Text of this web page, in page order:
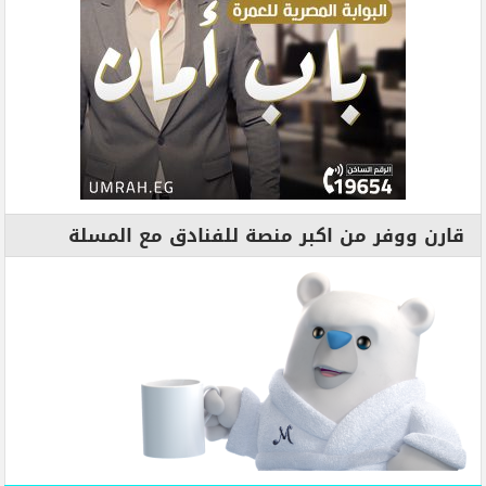
قارن ووفر من اكبر منصة للفنادق مع المسلة